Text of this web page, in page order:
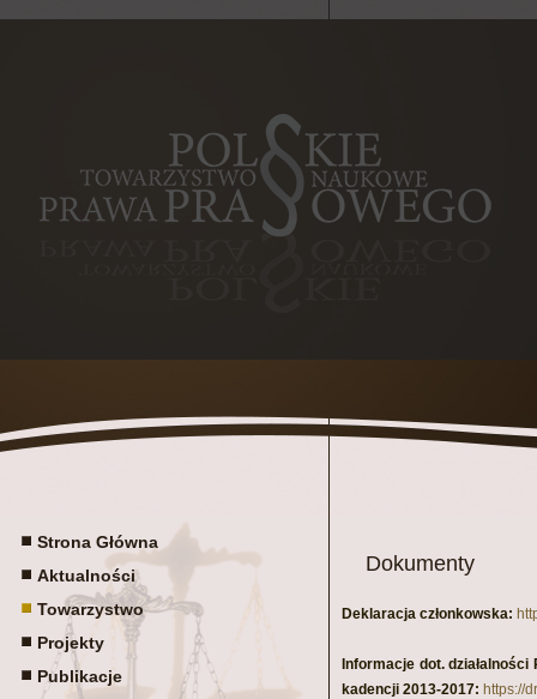
Strona Główna
Aktualności
Towarzystwo
Projekty
Publikacje
Dokumenty
Deklaracja członkowska:
Informacje dot.
kadencji 2013-2017: https://